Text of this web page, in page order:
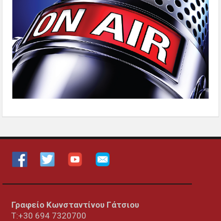
Γραφείο Κωνσταντίνου Γάτσιου
Τ:+30 694 7320700